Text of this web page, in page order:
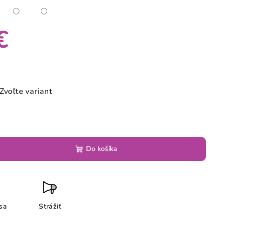
Zvoľte variant
Do košíka
Strážiť